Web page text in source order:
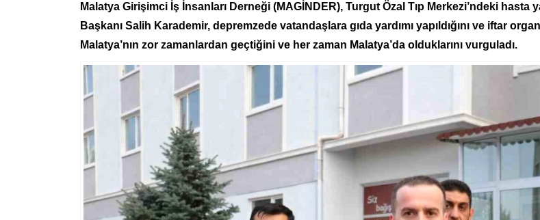
Malatya Girişimci İş İnsanları Derneği (MAGİNDER), Turgut Özal Tıp Merkezi’ndeki
Başkanı Salih Karademir, depremzede vatandaşlara gıda yardımı yapıldığını ve iftar
Malatya’nın zor zamanlardan geçtiğini ve her zaman Malatya’da olduklarını vurguladı.